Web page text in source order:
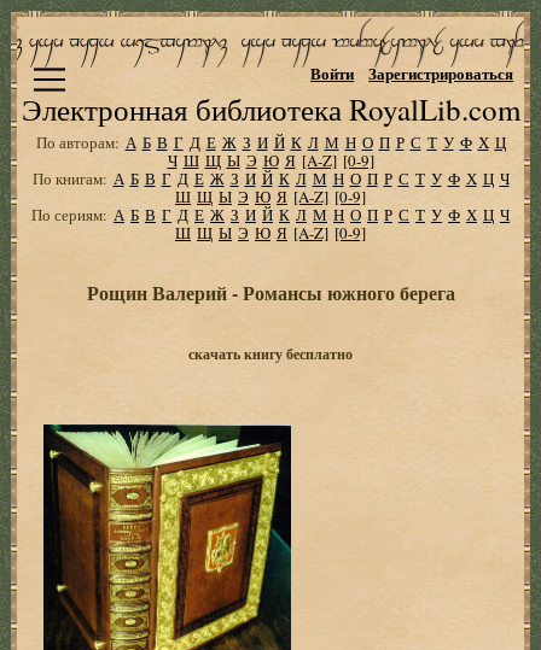
Электронная библиотека RoyalLib.com
Войти Зарегистрироваться
По авторам: А Б В Г Д Е Ж З И Й К Л М Н О П Р С Т У Ф Х Ц
Ч Ш Щ Ы Э Ю Я [A-Z] [0-9]
По книгам: А Б В Г Д Е Ж З И Й К Л М Н О П Р С Т У Ф Х Ц Ч
Ш Щ Ы Э Ю Я [A-Z] [0-9]
По сериям: А Б В Г Д Е Ж З И Й К Л М Н О П Р С Т У Ф Х Ц Ч
Ш Щ Ы Э Ю Я [A-Z] [0-9]
Рощин Валерий - Романсы южного берега
скачать книгу бесплатно